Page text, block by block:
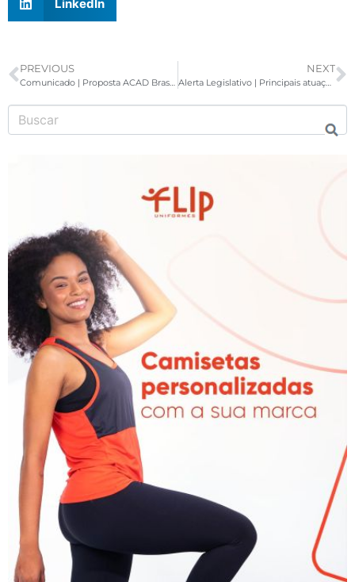
LinkedIn
PREVIOUS
Comunicado | Proposta ACAD Brasil para ajuste do PEC 110/2019 Senado Federal – Reforma Tributária
NEXT
Alerta Legislativo | Principais atuações bem sucedidas em 2019